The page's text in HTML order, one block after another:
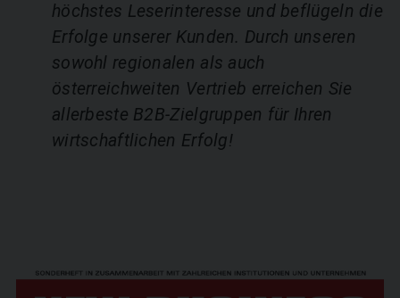
höchstes Leserinteresse und beflügeln die
Erfolge unserer Kunden. Durch unseren
sowohl regionalen als auch
österreichweiten Vertrieb erreichen Sie
allerbeste B2B-Zielgruppen für Ihren
wirtschaftlichen Erfolg!